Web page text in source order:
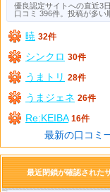
優良認定サイトへの直近3
口コミ 396件。投稿が多い
暁 32件
シンクロ 30件
うまトリ 28件
うまジェネ 26件
Re:KEIBA 16件
最新の口コミ
最近閉鎖が確認された